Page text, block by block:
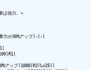
は強力。~
力が30%アップ|-|-|
アップ|1000|R2(Lv25)|